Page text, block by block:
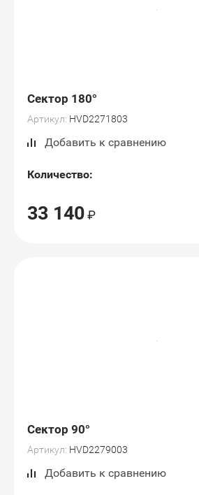
Сектор 180°
Артикул: HVD2271803
Добавить к сравнению
Количество:
33 140
Сектор 90°
Артикул: HVD2279003
Добавить к сравнению